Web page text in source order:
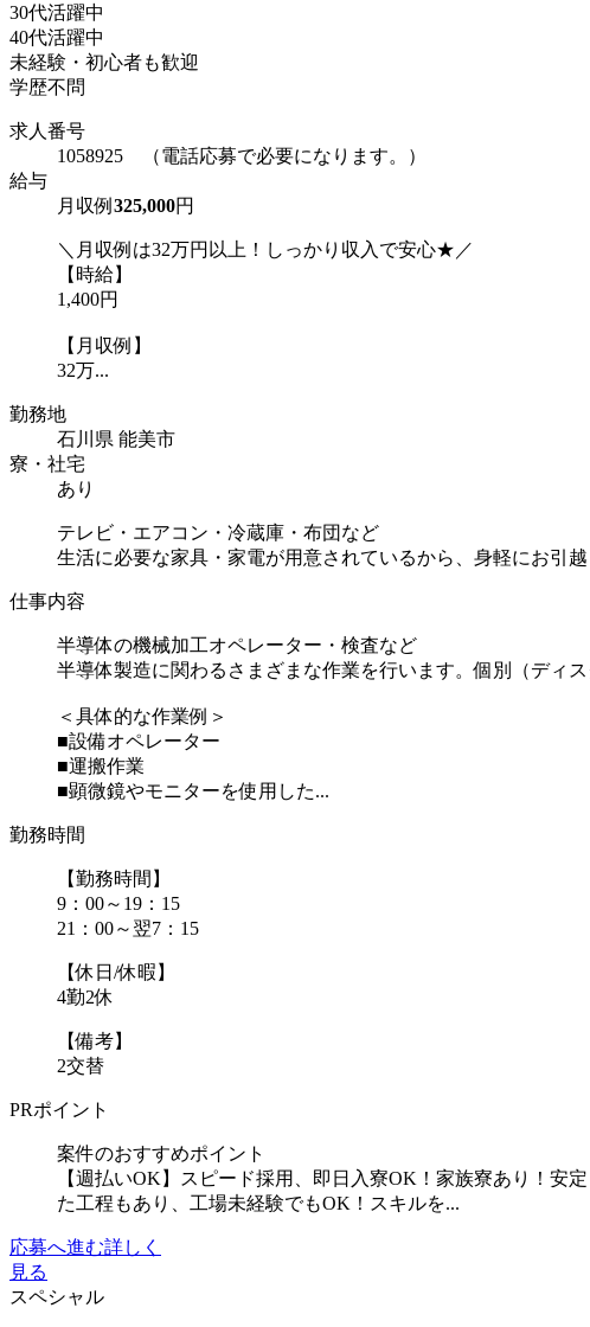
30代活躍中
40代活躍中
未経験・初心者も歓迎
学歴不問
求人番号
1058925 （電話応募で必要になります。）
給与
月収例 325,000円
＼月収例は32万円以上！しっかり収入で安心★／
【時給】
1,400円
【月収例】
32万...
勤務地
石川県 能美市
寮・社宅
あり
テレビ・エアコン・冷蔵庫・布団など
生活に必要な家具・家電が用意されているから、身軽にお引
仕事内容
半導体の機械加工オペレーター・検査など
半導体製造に関わるさまざまな作業を行います。個別（ディ
＜具体的な作業例＞
■設備オペレーター
■運搬作業
■顕微鏡やモニターを使用した...
勤務時間
【勤務時間】
9：00～19：15
21：00～翌7：15
【休日/休暇】
4勤2休
【備考】
2交替
PRポイント
案件のおすすめポイント
【週払いOK】スピード採用、即日入寮OK！家族寮あり！安
た工程もあり、工場未経験でもOK！スキルを...
応募へ進む詳しく
見る
スペシャル